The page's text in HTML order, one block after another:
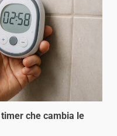
che cambia le